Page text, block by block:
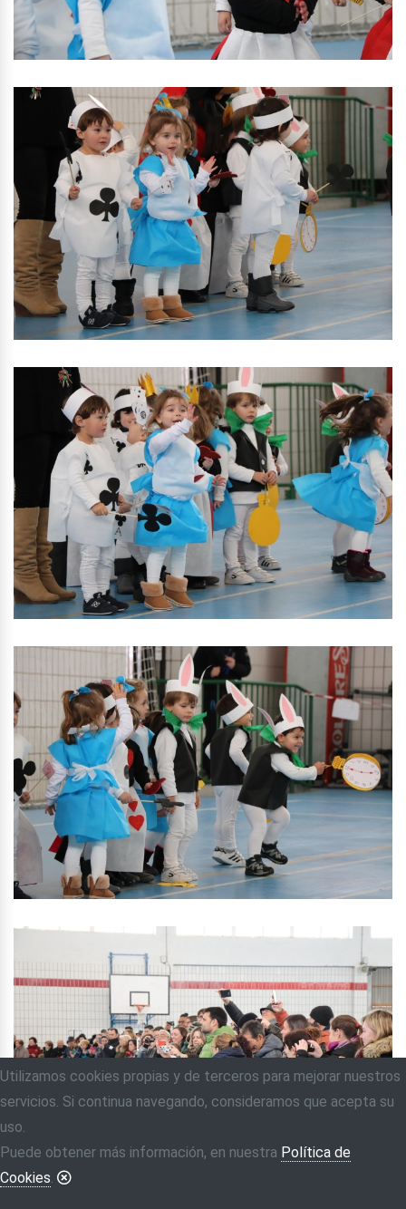
Utilizamos cookies propias y de terceros para mejorar nuestros
servicios. Si continua navegando, consideramos que acepta su
uso.
Puede obtener más información, en nuestra Política de
Cookies.